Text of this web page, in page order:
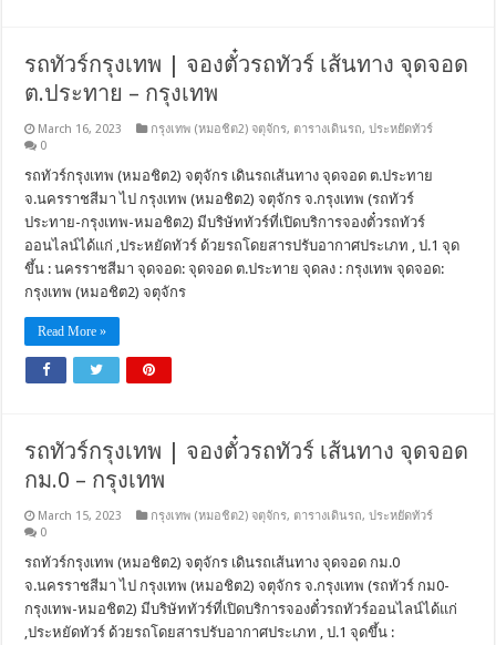
รถทัวร์กรุงเทพ | จองตั๋วรถทัวร์ เส้นทาง จุดจอด
ต.ประทาย – กรุงเทพ
March 16, 2023 กรุงเทพ (หมอชิต2) จตุจักร, ตารางเดินรถ,ประหยัดทัวร์
0
รถทัวร์กรุงเทพ (หมอชิต2) จตุจักร เดินรถเส้นทาง จุดจอด ต.ประทาย
จ.นครราชสีมา ไป กรุงเทพ (หมอชิต2) จตุจักร จ.กรุงเทพ (รถทัวร์
ประทาย-กรุงเทพ-หมอชิต2) มีบริษัททัวร์ที่เปิดบริการจองตั๋วรถทัวร์
ออนไลน์ได้แก่ ,ประหยัดทัวร์ ด้วยรถโดยสารปรับอากาศประเภท , ป.1 จุด
ขึ้น : นครราชสีมา จุดจอด: จุดจอด ต.ประทาย จุดลง : กรุงเทพ จุดจอด:
กรุงเทพ (หมอชิต2) จตุจักร
Read More »
รถทัวร์กรุงเทพ | จองตั๋วรถทัวร์ เส้นทาง จุดจอด
กม.0 – กรุงเทพ
March 15, 2023 กรุงเทพ (หมอชิต2) จตุจักร, ตารางเดินรถ,ประหยัดทัวร์
0
รถทัวร์กรุงเทพ (หมอชิต2) จตุจักร เดินรถเส้นทาง จุดจอด กม.0
จ.นครราชสีมา ไป กรุงเทพ (หมอชิต2) จตุจักร จ.กรุงเทพ (รถทัวร์ กม0-
กรุงเทพ-หมอชิต2) มีบริษัททัวร์ที่เปิดบริการจองตั๋วรถทัวร์ออนไลน์ได้แก่
,ประหยัดทัวร์ ด้วยรถโดยสารปรับอากาศประเภท , ป.1 จุดขึ้น :